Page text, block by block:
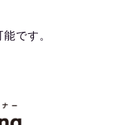
です。